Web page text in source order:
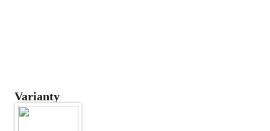
Varianty